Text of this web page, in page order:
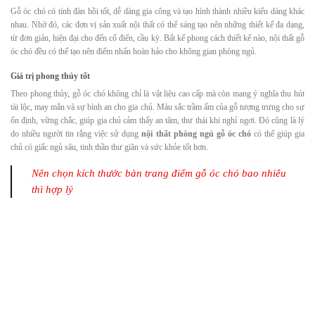
Gỗ óc chó có tính đàn hồi tốt, dễ dàng gia công và tạo hình thành nhiều kiểu dáng khác
nhau. Nhờ đó, các đơn vị sản xuất nội thất có thể sáng tạo nên những thiết kế đa dạng,
từ đơn giản, hiện đại cho đến cổ điển, cầu kỳ. Bất kể phong cách thiết kế nào, nội thất gỗ
óc chó đều có thể tạo nên điểm nhấn hoàn hảo cho không gian phòng ngủ.
Giá trị phong thủy tốt
Theo phong thủy, gỗ óc chó không chỉ là vật liệu cao cấp mà còn mang ý nghĩa thu hút
tài lộc, may mắn và sự bình an cho gia chủ. Màu sắc trầm ấm của gỗ tượng trưng cho sự
ổn định, vững chắc, giúp gia chủ cảm thấy an tâm, thư thái khi nghỉ ngơi. Đó cũng là lý
do nhiều người tin rằng việc sử dụngnội thất phòng ngủ gỗ óc chócó thể giúp gia
chủ có giấc ngủ sâu, tinh thần thư giãn và sức khỏe tốt hơn.
Nên chọn kích thước bàn trang điểm gỗ óc chó bao nhiêu
thì hợp lý